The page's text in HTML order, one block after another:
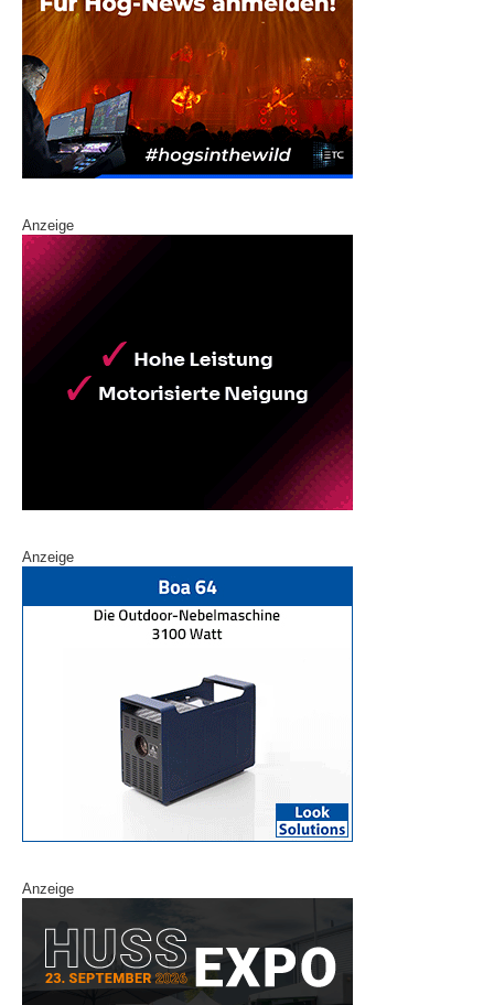
Anzeige
Anzeige
Anzeige